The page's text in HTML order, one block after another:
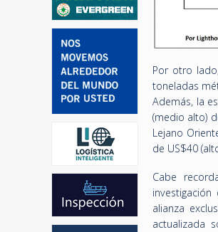
Por otro
toneladas
Además, la
(medio alto)
Lejano
de US$40
Cabe
investigación
alianza
actualizada